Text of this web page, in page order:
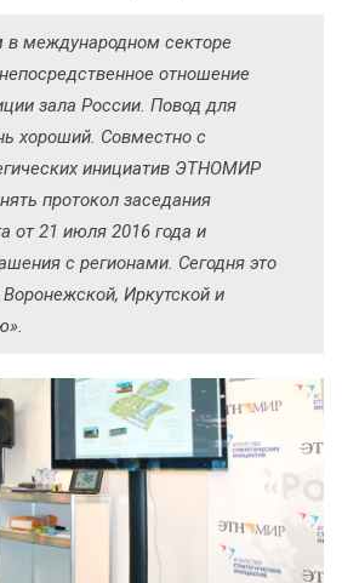
в международном секторе
отношение
зала России. Повод для
хороший. Совместно с
инициатив ЭТНОМИР
протокол заседания
от 21 июля 2016 года и
с регионами. Сегодня это
Иркутской и